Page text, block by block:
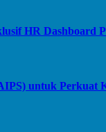
HR Dashboard
untuk Perkuat